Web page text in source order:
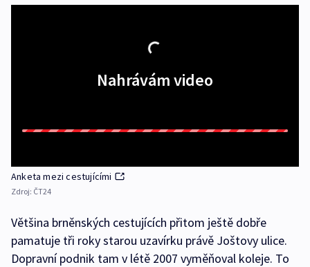
Nahrávám video
Anketa mezi cestujícími
Zdroj: ČT24
Většina brněnských cestujících přitom ještě dobře
pamatuje tři roky starou uzavírku právě Joštovy ulice.
Dopravní podnik tam v létě 2007 vyměňoval koleje. To